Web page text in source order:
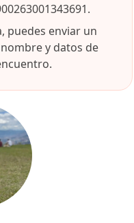
puedes enviar un
y datos de